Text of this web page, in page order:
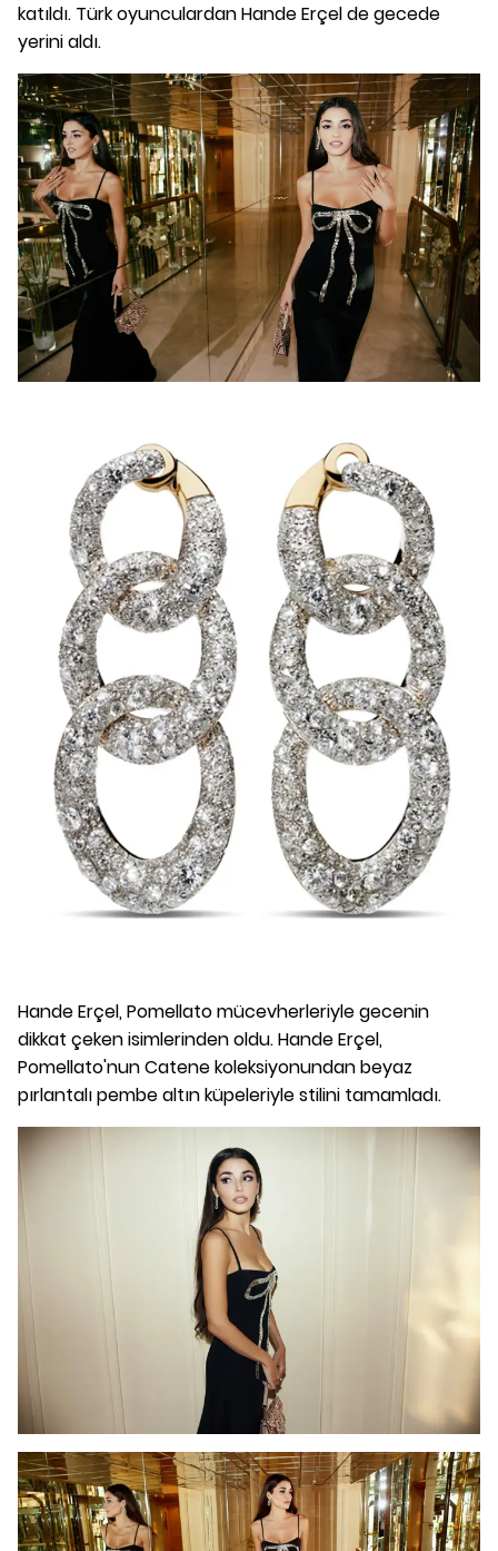
katıldı. Türk oyunculardan Hande Erçel de gecede
yerini aldı.
Hande Erçel, Pomellato mücevherleriyle gecenin
dikkat çeken isimlerinden oldu. Hande Erçel,
Pomellato'nun Catene koleksiyonundan beyaz
pırlantalı pembe altın küpeleriyle stilini tamamladı.